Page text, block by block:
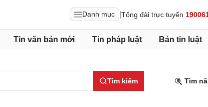
Danh mục Tổng đài trực tuyến
Tin văn bản mới Tin pháp luật Bản tin luật
Tìm kiếm Tìm